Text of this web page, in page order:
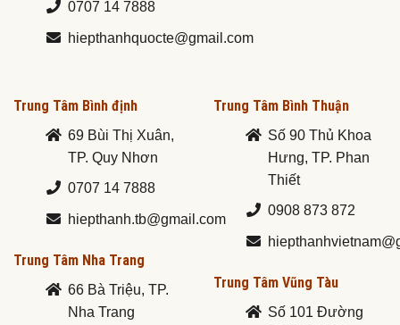
0707 14 7888
hiepthanhquocte@gmail.com
Trung Tâm Bình định
69 Bùi Thị Xuân,
TP. Quy Nhơn
0707 14 7888
hiepthanh.tb@gmail.com
Trung Tâm Nha Trang
66 Bà Triệu, TP.
Nha Trang
Trung Tâm Bình Thuận
Số 90 Thủ Khoa
Hưng, TP. Phan
Thiết
0908 873 872
Trung Tâm Vũng Tàu
Số 101 Đường